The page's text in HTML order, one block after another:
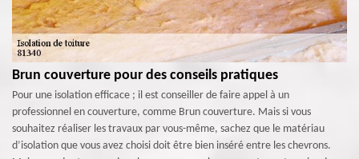
Brun couverture pour des conseils pratiques
Pour une isolation efficace ; il est conseiller de faire appel à un
professionnel en couverture, comme Brun couverture. Mais si vous
souhaitez réaliser les travaux par vous-même, sachez que le matériau
d’isolation que vous avez choisi doit être bien inséré entre les chevrons.